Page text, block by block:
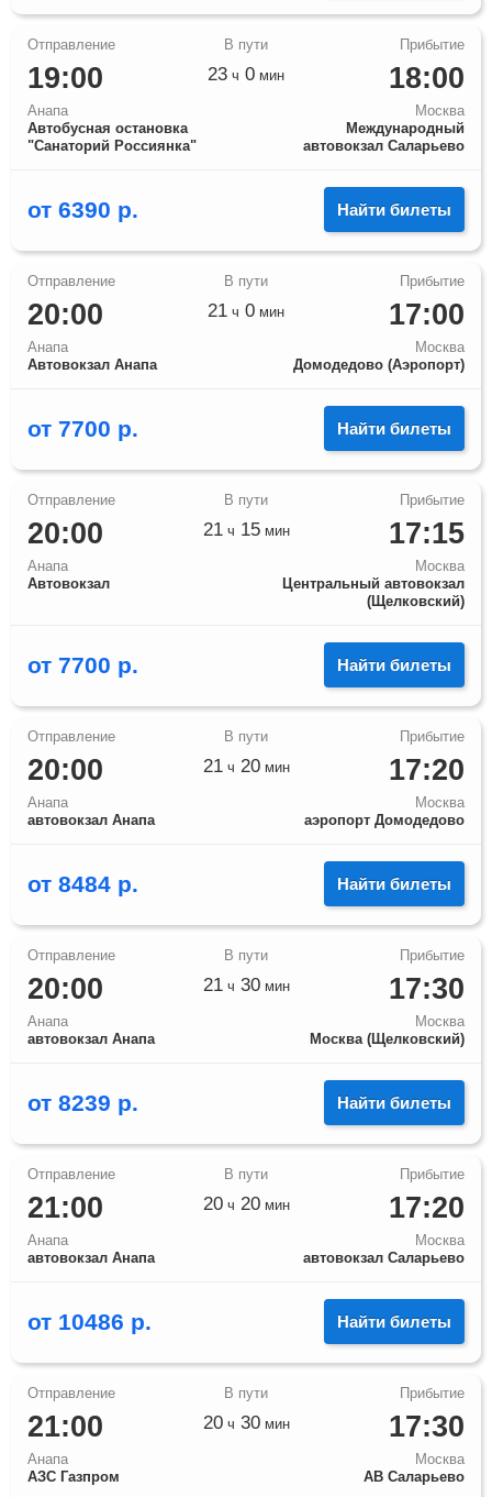
19:00
Анапа
Автобусная остановка
"Санаторий Россиянка"
18:00
Москва
Международный
автовокзал Саларьево
23 ч 0 мин
от 6390 р. Найти билеты
20:00
Анапа
Автовокзал Анапа
17:00
Москва
Домодедово (Аэропорт)
21 ч 0 мин
от 7700 р. Найти билеты
20:00
Анапа
Автовокзал
17:15
Москва
Центральный автовокзал
(Щелковский)
21ч 15мин
от 7700 р. Найти билеты
20:00
Анапа
автовокзал Анапа
17:20
Москва
аэропорт Домодедово
21ч 20мин
от 8484 р. Найти билеты
20:00
Анапа
автовокзал Анапа
17:30
Москва
Москва (Щелковский)
21ч 30мин
от 8239 р. Найти билеты
21:00
Анапа
автовокзал Анапа
17:20
Москва
автовокзал Саларьево
20ч 20мин
от 10486 р. Найти билеты
21:00
Анапа
АЗС Газпром
17:30
Москва
АВ Саларьево
20ч 30мин